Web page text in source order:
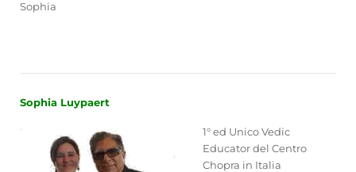
Sophia
Sophia Luypaert
1° ed Unico Vedic
Educator del Centro
Chopra in Italia